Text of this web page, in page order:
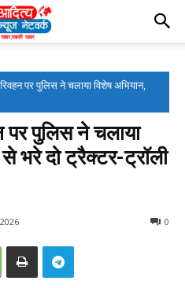
पर पुलिस ने चलाया विशेष अभियान,
पुलिस ने चलाया
भरे दो ट्रैक्टर-ट्रॉली
0